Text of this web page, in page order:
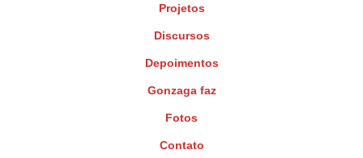
Projetos
Discursos
Depoimentos
Gonzaga faz
Fotos
Contato